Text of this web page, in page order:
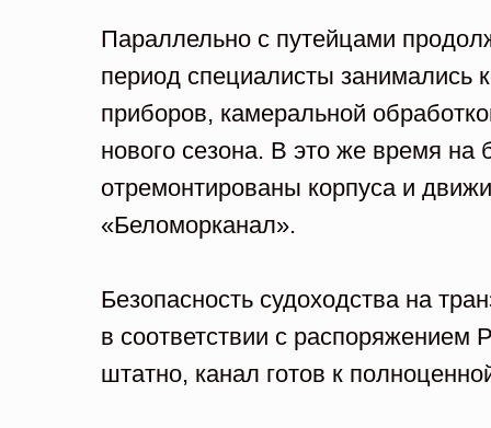
Параллельно с путейцами
период специалисты занимались
приборов, камеральной
нового сезона. В это же время
отремонтированы корпуса и
«Беломорканал».
Безопасность судоходства на
в соответствии с
штатно, канал готов к